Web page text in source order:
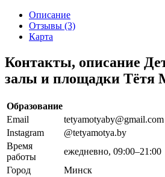
Описание
Отзывы (3)
Карта
Контакты, описание
залы и площадки Тётя
Образование
Email
tetyamotyaby@gmail.com
Instagram
@tetyamotya.by
Время
работы
ежедневно, 09:00–21:00
Город
Минск